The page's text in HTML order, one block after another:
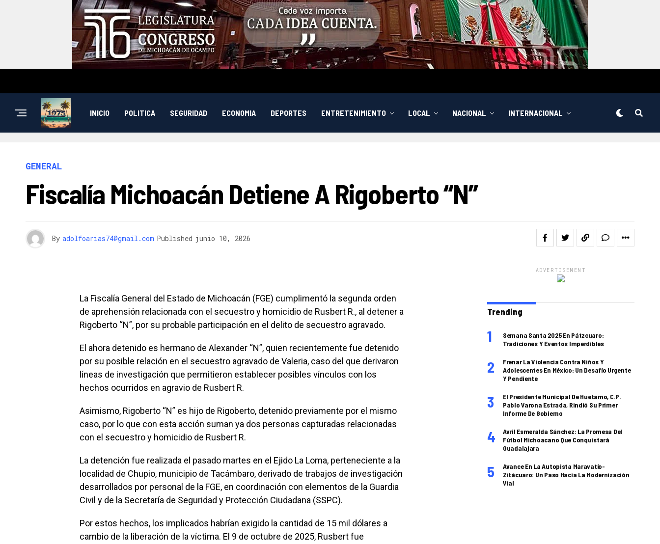
INICIO POLITICA SEGURIDAD ECONOMIA DEPORTES ENTRETENIMIENTO LOCAL NACIONAL INTERNACIONAL
GENERAL
Fiscalía Michoacán Detiene A Rigoberto “N”
By adolfoarias74@gmail.com Published junio 10, 2026
La Fiscalía General del Estado de Michoacán (FGE) cumplimentó la segunda orden
de aprehensión relacionada con el secuestro y homicidio de Rusbert R., al detener a
Rigoberto “N”, por su probable participación en el delito de secuestro agravado.
El ahora detenido es hermano de Alexander “N”, quien recientemente fue detenido
por su posible relación en el secuestro agravado de Valeria, caso del que derivaron
líneas de investigación que permitieron establecer posibles vínculos con los
hechos ocurridos en agravio de Rusbert R.
Asimismo, Rigoberto “N” es hijo de Rigoberto, detenido previamente por el mismo
caso, por lo que con esta acción suman ya dos personas capturadas relacionadas
con el secuestro y homicidio de Rusbert R.
La detención fue realizada el pasado martes en el Ejido La Loma, perteneciente a la
localidad de Chupio, municipio de Tacámbaro, derivado de trabajos de investigación
desarrollados por personal de la FGE, en coordinación con elementos de la Guardia
Civil y de la Secretaría de Seguridad y Protección Ciudadana (SSPC).
Por estos hechos, los implicados habrían exigido la cantidad de 15 mil dólares a
cambio de la liberación de la víctima. El 9 de octubre de 2025, Rusbert fue
ADVERTISEMENT
Trending
Semana Santa 2025 En Pátzcuaro:
Tradiciones Y Eventos Imperdibles
Frenar La Violencia Contra Niños Y
Adolescentes En México: Un Desafío Urgente
Y Pendiente
El Presidente Municipal De Huetamo, C.P.
Pablo Varona Estrada, Rindió Su Primer
Informe De Gobierno
Avril Esmeralda Sánchez: La Promesa Del
Fútbol Michoacano Que Conquistará
Guadalajara
Avance En La Autopista Maravatío-
Zitácuaro: Un Paso Hacia La Modernización
Vial